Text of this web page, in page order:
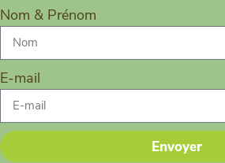
Nom & Prénom
E-mail
Envoyer